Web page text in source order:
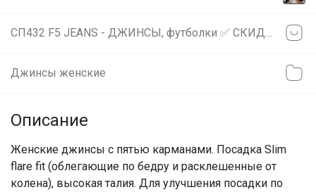
Джинсы женские
Описание
Женские джинсы с пятью карманами. Посадка Slim
flare fit (облегающие по бедру и расклешенные от
колена), высокая талия. Для улучшения посадки по